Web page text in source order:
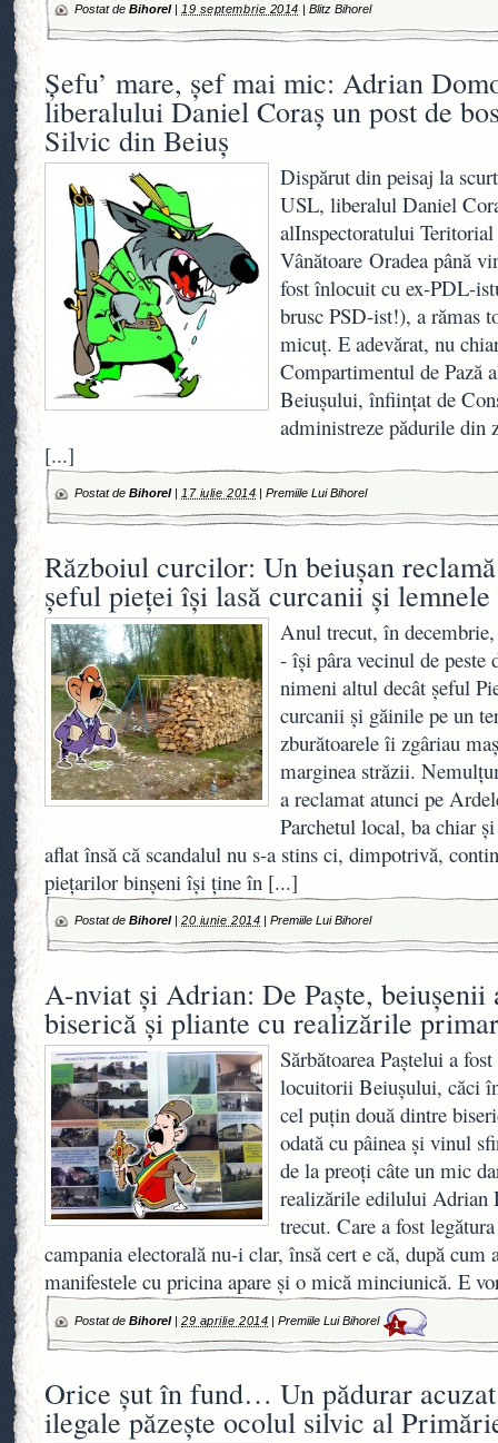
Postat de Bihorel| 19 septembrie 2014 | Blitz Bihorel
Şefu’ mare, şef mai mic: Adrian
liberalului Daniel Coraş un post de
Silvic din Beiuş
Dispărut din peisaj la
USL, liberalul Daniel
alInspectoratului
Vânătoare Oradea până
fost înlocuit cu ex-PDL-
brusc PSD-ist!), a rămas
micuţ. E adevărat, nu
Compartimentul de
Beiuşului, înfiinţat de
administreze pădurile din
[...]
Postat de Bihorel| 17 iulie 2014 |Premiile Lui Bihorel
Războiul curcilor: Un beiuşan
şeful pieţei îşi lasă curcanii şi lemnele
Anul trecut, în
- îşi pâra vecinul de
nimeni altul decât şeful
curcanii şi găinile pe un
zburătoarele îi zgâriau
marginea străzii.
a reclamat atunci pe
Parchetul local, ba chiar
aflat însă că scandalul nu s-a stins ci, dimpotrivă,
pieţarilor binşeni îşi ţine în [...]
Postat de Bihorel| 20 iunie 2014 |Premiile Lui Bihorel
A-nviat şi Adrian: De Paşte,
biserică şi pliante cu realizările
Sărbătoarea Paştelui a
locuitorii Beiuşului, căci
cel puţin două dintre
odată cu pâinea şi vinul
de la preoţi câte un mic
realizările edilului Adrian
trecut. Care a fost
campania electorală nu-i clar, însă cert e că, după cum
manifestele cu pricina apare şi o mică minciunică. E
Postat de Bihorel| 29 aprilie 2014 |Premiile Lui Bihorel 1
Orice şut în fund… Un pădurar
ilegale păzeşte ocolul silvic al